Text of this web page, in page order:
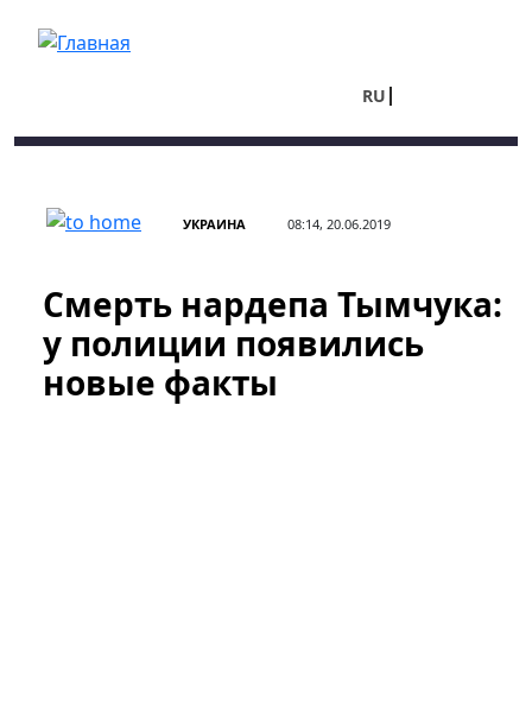
RU
УКРАИНА 08:14, 20.06.2019
Смерть нардепа Тымчука:
у полиции появились
новые факты